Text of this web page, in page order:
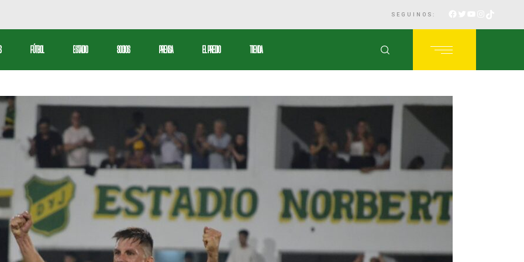
SEGUINOS:
FÚTBOL
Fútbol Profesional
Reserva
Fútbol Femenino
ESTADIO SOCIOS PRENSA EL PREDIO TIENDA
Profesional